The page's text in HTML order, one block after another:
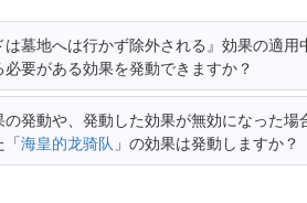
は墓地へは行かず除外される』効果の適用
要がある効果を発動できますか？
発動や、発動した効果が無効になった場
「海皇的龙骑队 」の効果は発動しますか？